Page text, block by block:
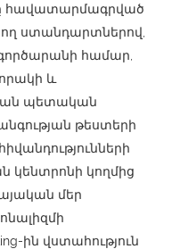
ը հավատարմագրված
ստանդարտներով,
գործարանի համար,
և
պետական
թեստերի
կենտրոնի կողմից
մեր
ին վստահություն